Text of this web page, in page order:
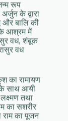
रूप
के द्वारा
और बालि की
आश्रम में
वध, शंबूक
वध
का रामायण
के साथ आयी
तथा
का सशरीर
राम का पूजन